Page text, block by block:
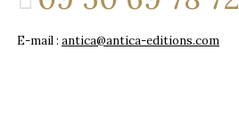
E-mail : antica@antica-editions.com